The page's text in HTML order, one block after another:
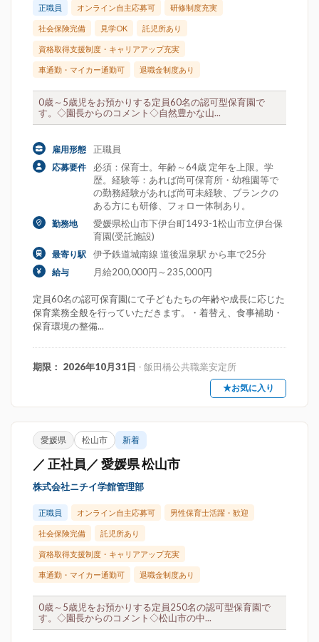
正職員 オンライン自主応募可 研修制度充実
社会保険完備 見学OK 託児所あり
資格取得支援制度・キャリアアップ充実
車通勤・マイカー通勤可 退職金制度あり
0歳～5歳児をお預かりする定員60名の認可型保育園で
す。◇園長からのコメント◇自然豊かな山...
雇用形態 正職員
応募要件
必須：保育士。年齢～64歳 定年を上限。学
歴。経験等：あれば尚可保育所・幼稚園等で
の勤務経験があれば尚可未経験、ブランクの
ある方にも研修、フォロー体制あり。
勤務地
愛媛県松山市下伊台町1493-1松山市立伊台保
育園(受託施設)
最寄り駅 伊予鉄道城南線 道後温泉駅 から車で25分
給与 月給200,000円～235,000円
定員60名の認可保育園にて子どもたちの年齢や成長に応じた
保育業務全般を行っていただきます。・着替え、食事補助・
保育環境の整備...
期限： 2026年10月31日 - 飯田橋公共職業安定所
★お気に入り
愛媛県 松山市 新着
／ 正社員／ 愛媛県 松山市
株式会社ニチイ学館管理部
正職員 オンライン自主応募可 男性保育士活躍・歓迎
社会保険完備 託児所あり
資格取得支援制度・キャリアアップ充実
車通勤・マイカー通勤可 退職金制度あり
0歳～5歳児をお預かりする定員250名の認可型保育園で
す。◇園長からのコメント◇松山市の中...